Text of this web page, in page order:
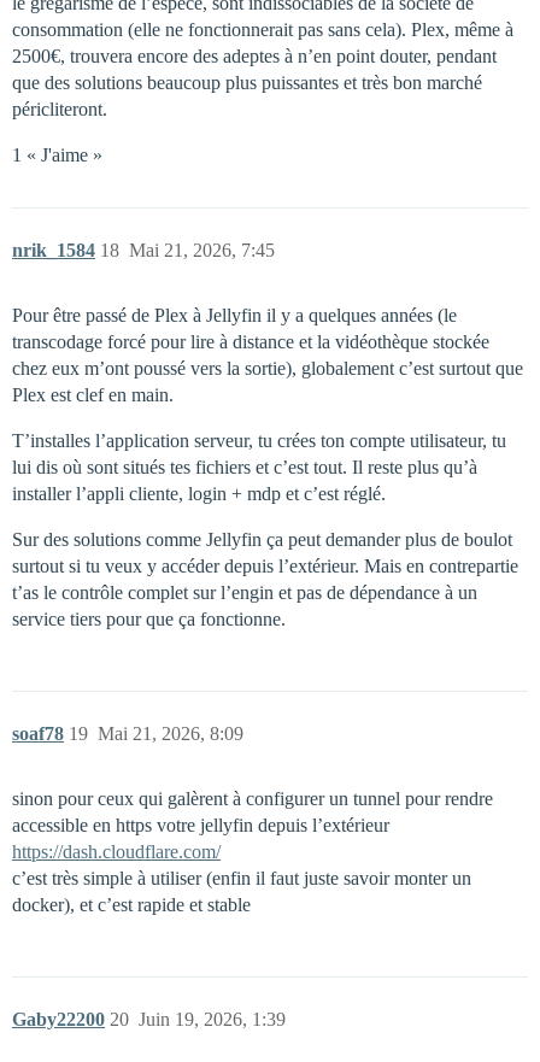
consommation (elle ne fonctionnerait pas sans cela). Plex, même à
2500€, trouvera encore des adeptes à n’en point douter, pendant
que des solutions beaucoup plus puissantes et très bon marché
péricliteront.
1 « J'aime »
nrik_1584 Mai 21, 2026, 7:45
18
Pour être passé de Plex à Jellyfin il y a quelques années (le
transcodage forcé pour lire à distance et la vidéothèque stockée
chez eux m’ont poussé vers la sortie), globalement c’est surtout que
Plex est clef en main.
T’installes l’application serveur, tu crées ton compte utilisateur, tu
lui dis où sont situés tes fichiers et c’est tout. Il reste plus qu’à
installer l’appli cliente, login + mdp et c’est réglé.
Sur des solutions comme Jellyfin ça peut demander plus de boulot
surtout si tu veux y accéder depuis l’extérieur. Mais en contrepartie
t’as le contrôle complet sur l’engin et pas de dépendance à un
service tiers pour que ça fonctionne.
soaf78 Mai 21, 2026, 8:09
19
sinon pour ceux qui galèrent à configurer un tunnel pour rendre
accessible en https votre jellyfin depuis l’extérieur
https://dash.cloudflare.com/
c’est très simple à utiliser (enfin il faut juste savoir monter un
docker), et c’est rapide et stable
Gaby22200 Juin 19, 2026, 1:39
20